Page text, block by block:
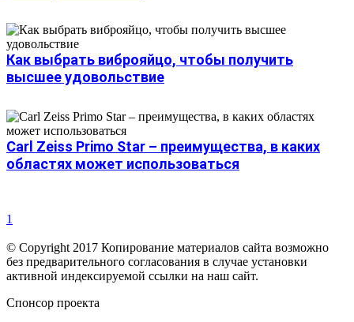
Как выбрать виброяйцо, чтобы получить
высшее удовольствие
Carl Zeiss Primo Star – преимущества, в каких
областях может использоваться
1
© Copyright 2017 Копирование материалов сайта возможно
без предварительного согласования в случае установки
активной индексируемой ссылки на наш сайт.
Спонсор проекта